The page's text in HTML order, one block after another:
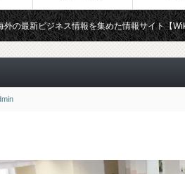
ス情報を集めた情報サイト【Wiki-Investment